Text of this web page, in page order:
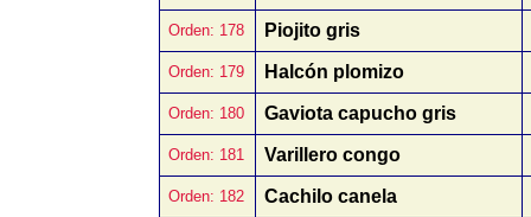
Orden: 178 Piojito gris
Orden: 179 Halcón plomizo
Orden: 180 Gaviota capucho gris
Orden: 181 Varillero congo
Orden: 182 Cachilo canela